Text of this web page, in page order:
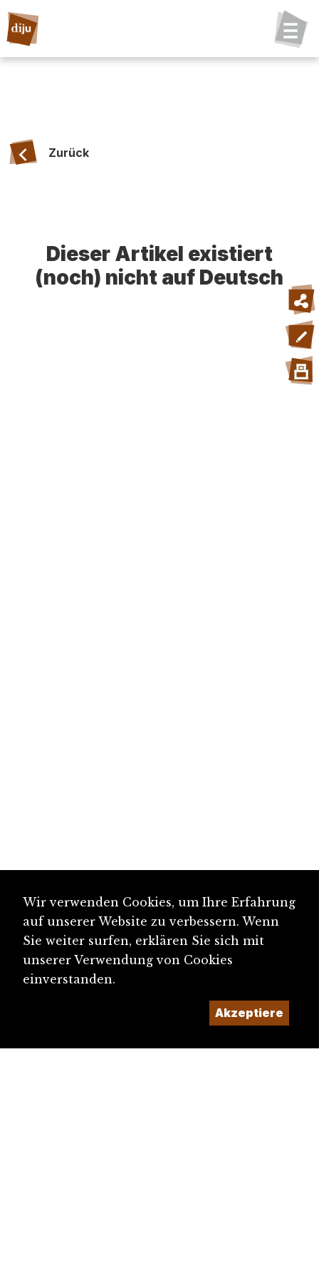
Zurück
Dieser Artikel existiert
(noch) nicht auf Deutsch
Wir verwenden Cookies, um Ihre Erfahrung
auf unserer Website zu verbessern. Wenn
Sie weiter surfen, erklären Sie sich mit
unserer Verwendung von Cookies
einverstanden.
Akzeptiere